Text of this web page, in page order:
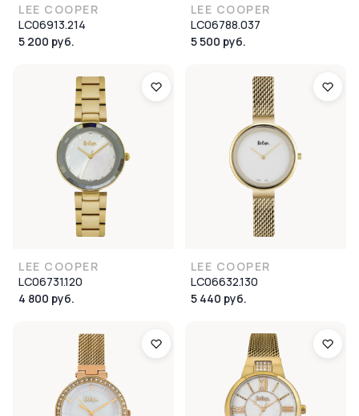
LEE COOPER
LC06913.214
5 200 руб.
LEE COOPER
LC06788.037
5 500 руб.
LEE COOPER
LC06731.120
4 800 руб.
LEE COOPER
LC06632.130
5 440 руб.